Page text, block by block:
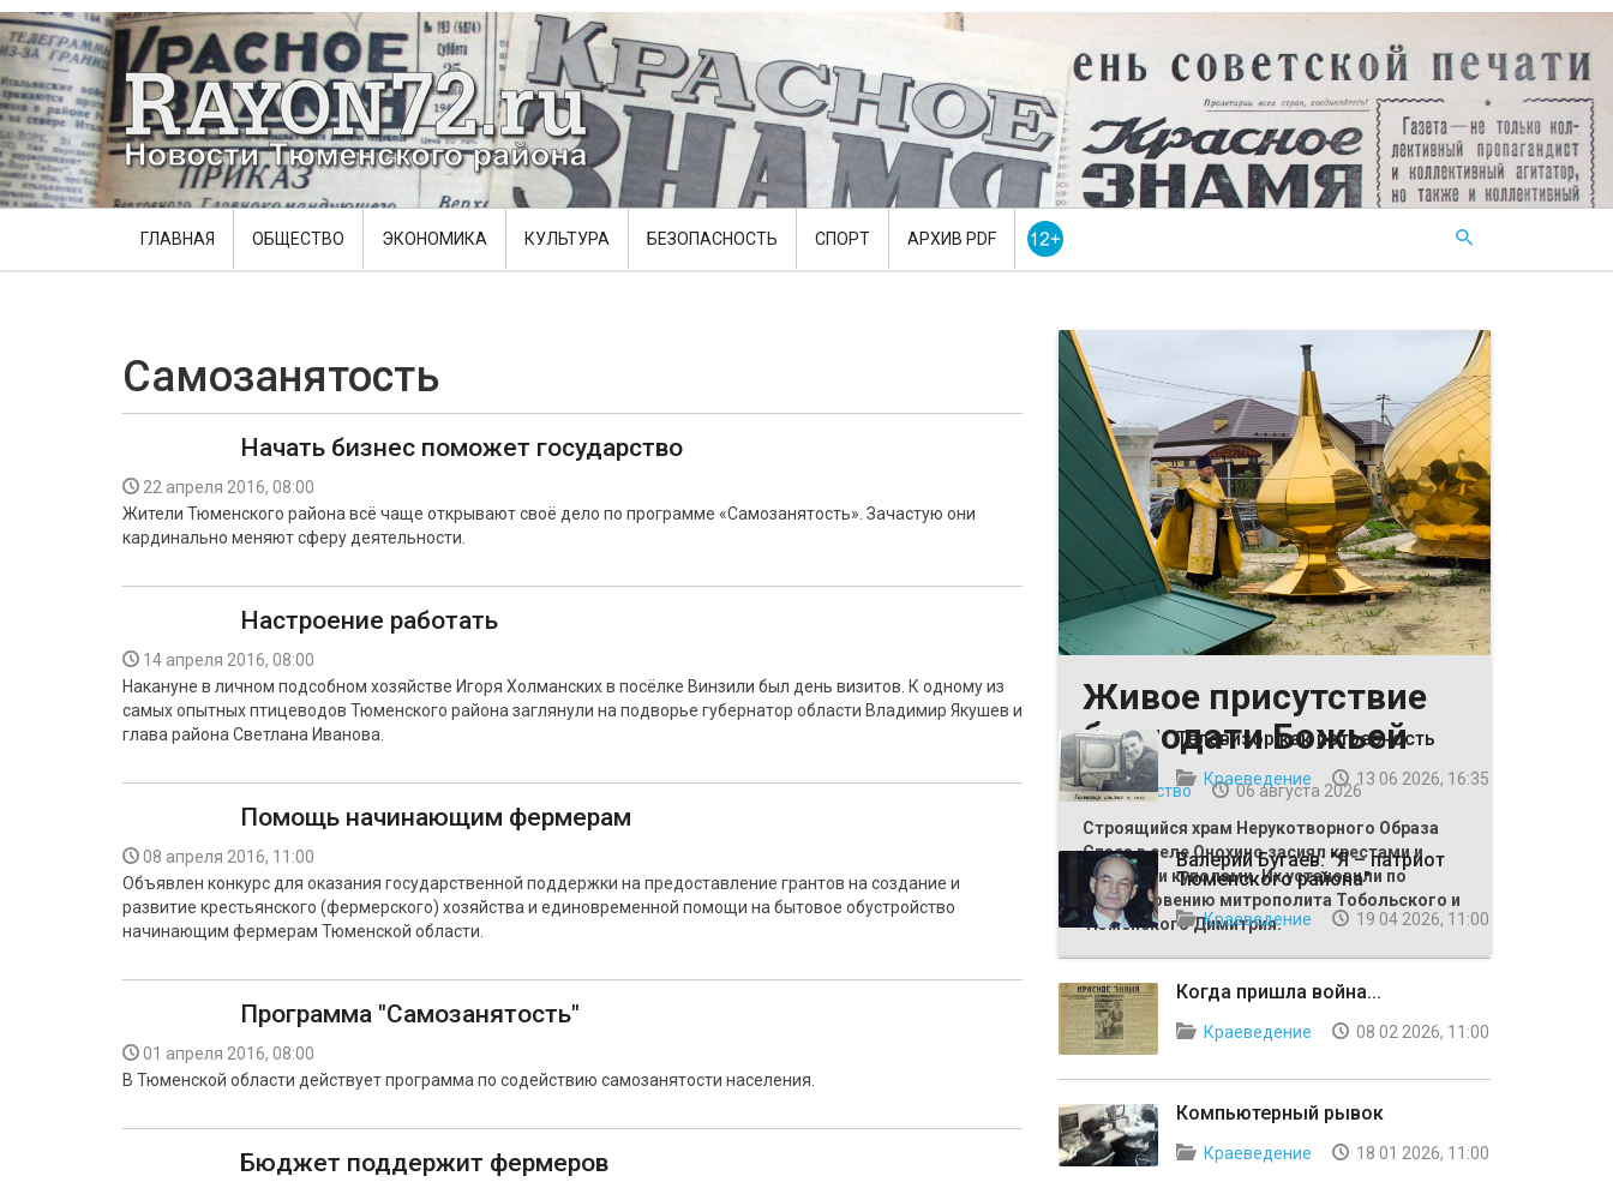
ГЛАВНАЯ ОБЩЕСТВО ЭКОНОМИКА КУЛЬТУРА БЕЗОПАСНОСТЬ СПОРТ АРХИВ PDF
Самозанятость
Начать бизнес поможет государство
22 апреля 2016, 08:00
Жители Тюменского района всё чаще открывают своё дело по программе «Самозанятость». Зачастую они
кардинально меняют сферу деятельности.
Настроение работать
14 апреля 2016, 08:00
Накануне в личном подсобном хозяйстве Игоря Холманских в посёлке Винзили был день визитов. К одному из
самых опытных птицеводов Тюменского района заглянули на подворье губернатор области Владимир Якушев и
глава района Светлана Иванова.
Помощь начинающим фермерам
08 апреля 2016, 11:00
Объявлен конкурс для оказания государственной поддержки на предоставление грантов на создание и
развитие крестьянского (фермерского) хозяйства и единовременной помощи на бытовое обустройство
начинающим фермерам Тюменской области.
Программа "Самозанятость"
01 апреля 2016, 08:00
В Тюменской области действует программа по содействию самозанятости населения.
Бюджет поддержит фермеров
Живое присутствие
благодати Божьей
Общество
06 августа 2026
Строящийся храм Нерукотворного Образа
Спаса в селе Онохино засиял крестами и
главными куполами. Их установили по
благословению митрополита Тобольского и
Тюменского Димитрия.
ВЫБОР РЕДАКЦИИ
Телевизор как потребность
Краеведение 13 06 2026, 16:35
Валерий Бугаев: "Я – патриот
Тюменского района"
Краеведение 19 04 2026, 11:00
Когда пришла война...
Краеведение 08 02 2026, 11:00
Компьютерный рывок
Краеведение 18 01 2026, 11:00